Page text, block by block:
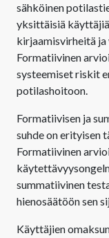
sähköinen
yksittäisiä
kirjaamisvirheitä
Formatiivinen
systeemiset riskit
potilashoitoon.
Formatiivisen ja
suhde on erityisen
Formatiivinen
summatiivinen
hienosäätöön sen
Käyttäjien